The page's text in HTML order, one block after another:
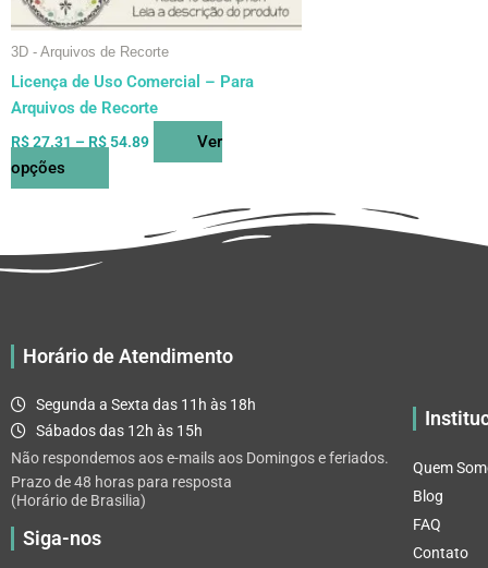
3D - Arquivos de Recorte
Licença de Uso Comercial – Para
Arquivos de Recorte
R$27.31 – R$ 54.89
Ver
opções
produto
Horário de Atendimento
Segunda a Sexta das 11h às 18h
Sábados das 12h às 15h
Não respondemos aos e-mails aos Domingos e feriados.
Prazo de 48 horas para resposta
(Horário de Brasilia)
Siga-nos
Quem
Blog
FAQ
Contato